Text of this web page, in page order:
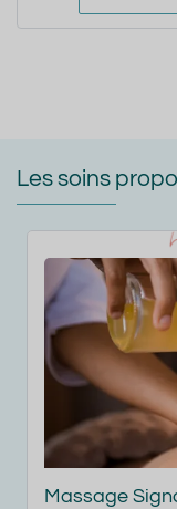
Les soins
Massage